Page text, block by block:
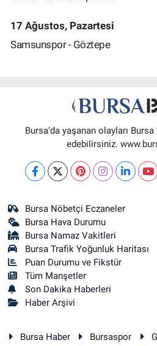
17 Ağustos, Pazartesi
Samsunspor - Göztepe
Bursa'da yaşanan olayları
edebilirsiniz.
Bursa Nöbetçi Eczaneler
Bursa Hava Durumu
Bursa Namaz Vakitleri
Bursa Trafik Yoğunluk Haritası
Puan Durumu ve Fikstür
Tüm Manşetler
Son Dakika Haberleri
Haber Arşivi
Bursa Haber Bursaspor